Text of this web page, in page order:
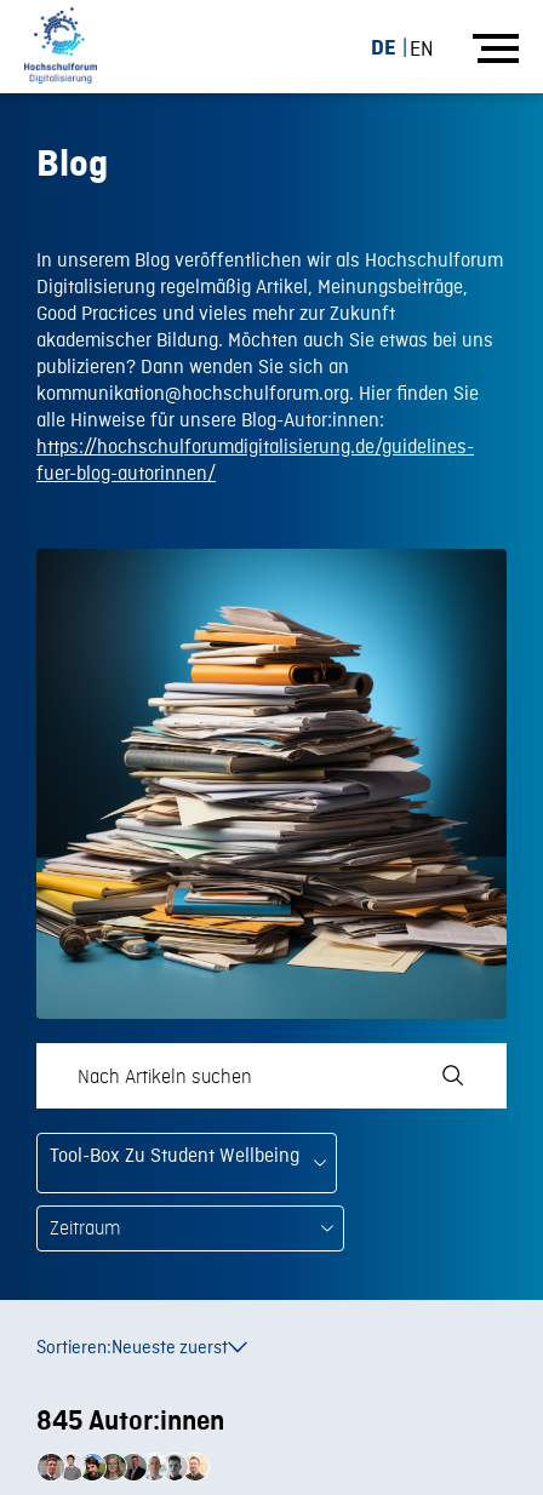
DE EN
Blog
In unserem Blog veröffentlichen wir als Hochschulforum
Digitalisierung regelmäßig Artikel, Meinungsbeiträge,
Good Practices und vieles mehr zur Zukunft
akademischer Bildung. Möchten auch Sie etwas bei uns
publizieren? Dann wenden Sie sich an
kommunikation@hochschulforum.org. Hier finden Sie
alle Hinweise für unsere Blog-Autor:innen:
https://hochschulforumdigitalisierung.de/guidelines-
fuer-blog-autorinnen/
Tool-Box Zu Student Wellbeing
Sortieren:Neueste zuerst
845 Autor:innen